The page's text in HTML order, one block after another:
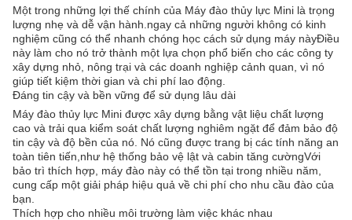
Một trong những lợi thế chính của Máy đào thủy lực Mini là trọng
lượng nhẹ và dễ vận hành.ngay cả những người không có kinh
nghiệm cũng có thể nhanh chóng học cách sử dụng máy nàyĐiều
này làm cho nó trở thành một lựa chọn phổ biến cho các công ty
xây dựng nhỏ, nông trại và các doanh nghiệp cảnh quan, vì nó
giúp tiết kiệm thời gian và chi phí lao động.
Đáng tin cậy và bền vững để sử dụng lâu dài
Máy đào thủy lực Mini được xây dựng bằng vật liệu chất lượng
cao và trải qua kiểm soát chất lượng nghiêm ngặt để đảm bảo độ
tin cậy và độ bền của nó. Nó cũng được trang bị các tính năng an
toàn tiên tiến,như hệ thống bảo vệ lật và cabin tăng cườngVới
bảo trì thích hợp, máy đào này có thể tồn tại trong nhiều năm,
cung cấp một giải pháp hiệu quả về chi phí cho nhu cầu đào của
bạn.
Thích hợp cho nhiều môi trường làm việc khác nhau